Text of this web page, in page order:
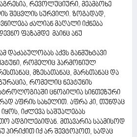
აგრესია, რევოლუციური, მეამბოხე
შეცვლის სურვილი. ზოგადად,
ძალიან მაღალი იქნება
ფაზამდე მაინც ანუ
დაძაბულობას აქვს განმუხტავი
რომელიც ჰარმონიულ
მზესათანაც, მარსთანაც და
რომელიც ნეპტუნის
ცნობილია სინთეზური
აფრის სახელით. აფრა კი, თუნდაც
იძლევა საშუალებას
ადგილებიდან. მთავარია საამისოდ
პირიქით იქ არ შევტოპოთ, სადაც